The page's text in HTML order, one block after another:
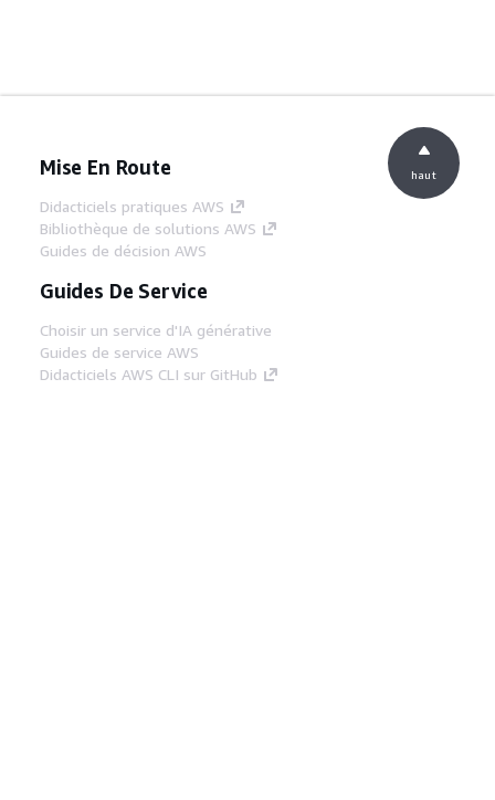
Mise En Route
Didacticiels pratiques AWS
Bibliothèque de solutions AWS
Guides de décision AWS
Guides De Service
Choisir un service d'IA générative
Guides de service AWS
Didacticiels AWS CLI sur GitHub
haut